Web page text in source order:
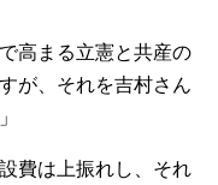
高まる立憲と共産の
が、それを吉村さん
費は上振れし、それ